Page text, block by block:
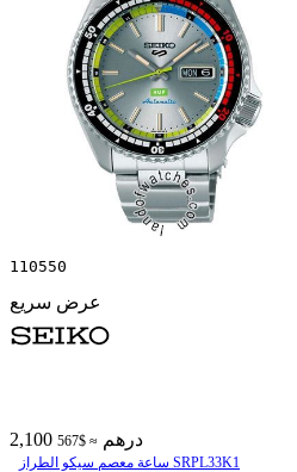
110550
عرض سريع
2,100 درهم ≈ $567
ساعة معصم سیکو الطراز SRPL33K1